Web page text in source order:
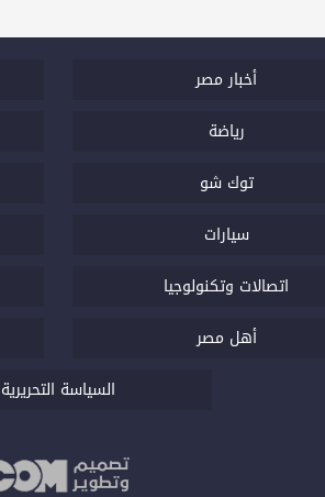
أخبار مصر
رياضة
توك شو
سيارات
اتصالات وتكنولوجيا
أهل مصر
السياسة التحريرية